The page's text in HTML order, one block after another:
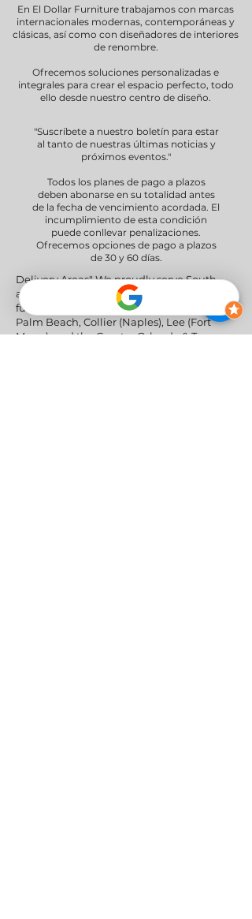
En El Dollar Furniture trabajamos con marcas
internacionales modernas, contemporáneas y
clásicas, así como con diseñadores de interiores
de renombre.
Ofrecemos soluciones personalizadas e
integrales para crear el espacio perfecto, todo
ello desde nuestro centro de diseño.
"Suscríbete a nuestro boletín para estar
al tanto de nuestras últimas noticias y
próximos eventos."
Todos los planes de pago a plazos
deben abonarse en su totalidad antes
de la fecha de vencimiento acordada. El
incumplimiento de esta condición
puede conllevar penalizaciones.
Ofrecemos opciones de pago a plazos
de 30 y 60 días.
Delivery Areas" We proudly serve South
and Central Florida, providing professional
furniture delivery to Miami-Dade, Broward,
Palm Beach, Collier (Naples), Lee (Fort
Myers), and the Greater Orlando & Tampa